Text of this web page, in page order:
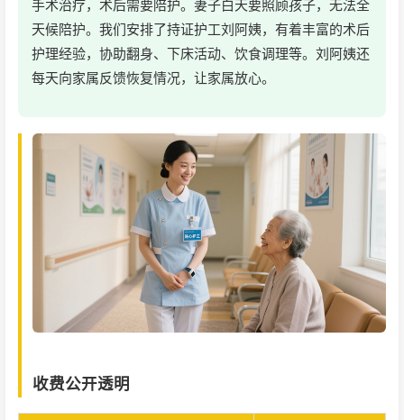
手术治疗，术后需要陪护。妻子白天要照顾孩子，无法全
天候陪护。我们安排了持证护工刘阿姨，有着丰富的术后
护理经验，协助翻身、下床活动、饮食调理等。刘阿姨还
每天向家属反馈恢复情况，让家属放心。
收费公开透明